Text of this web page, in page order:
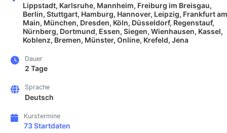
Lippstadt, Karlsruhe, Mannheim, Freiburg im Breisgau,
Berlin, Stuttgart, Hamburg, Hannover, Leipzig, Frankfurt am
Main, München, Dresden, Köln, Düsseldorf, Regenstauf,
Nürnberg, Dortmund, Essen, Siegen, Wienhausen, Kassel,
Koblenz, Bremen, Münster, Online, Krefeld, Jena
Dauer
2 Tage
Sprache
Deutsch
Kurstermine
73 Startdaten